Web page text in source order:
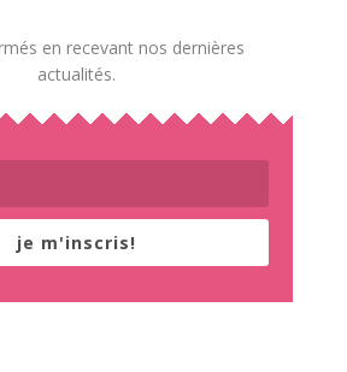
en recevant nos dernières
actualités.
je m'inscris!